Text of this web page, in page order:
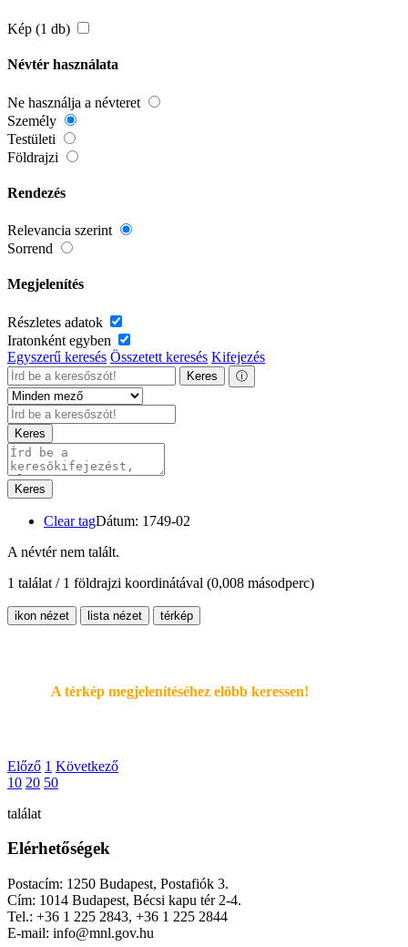
Kép (1 db)
Névtér használata
Ne használja a névteret
Személy
Testületi
Földrajzi
Rendezés
Relevancia szerint
Sorrend
Megjelenítés
Részletes adatok
Iratonként egyben
Egyszerű keresés Összetett keresés Kifejezés
Keres ⓘ
Keres
Keres
Clear tagDátum: 1749-02
A névtér nem talált.
1 találat / 1 földrajzi koordinátával (0,008 másodperc)
ikon nézet lista nézet térkép
A térkép megjelenítéséhez elöbb keressen!
Előző 1 Következő
10 20 50
találat
Elérhetőségek
Postacím: 1250 Budapest, Postafiók 3.
Cím: 1014 Budapest, Bécsi kapu tér 2-4.
Tel.: +36 1 225 2843, +36 1 225 2844
E-mail: info@mnl.gov.hu